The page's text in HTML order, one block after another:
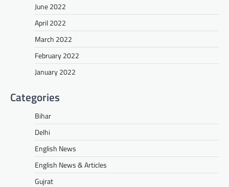
June 2022
April 2022
March 2022
February 2022
January 2022
Categories
Bihar
Delhi
English News
English News & Articles
Gujrat